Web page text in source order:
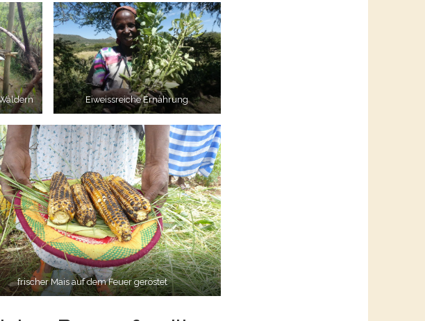
Eiweissreiche Ernährung
frischer Mais auf dem Feuer geröstet